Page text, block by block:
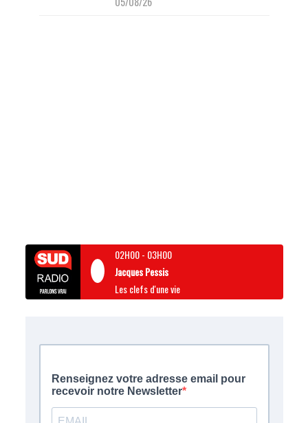
02H00- 03H00
Jacques Pessis
Les clefs d'une vie